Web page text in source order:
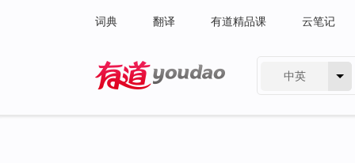
词典 翻译 有道精品课 云笔记
中英